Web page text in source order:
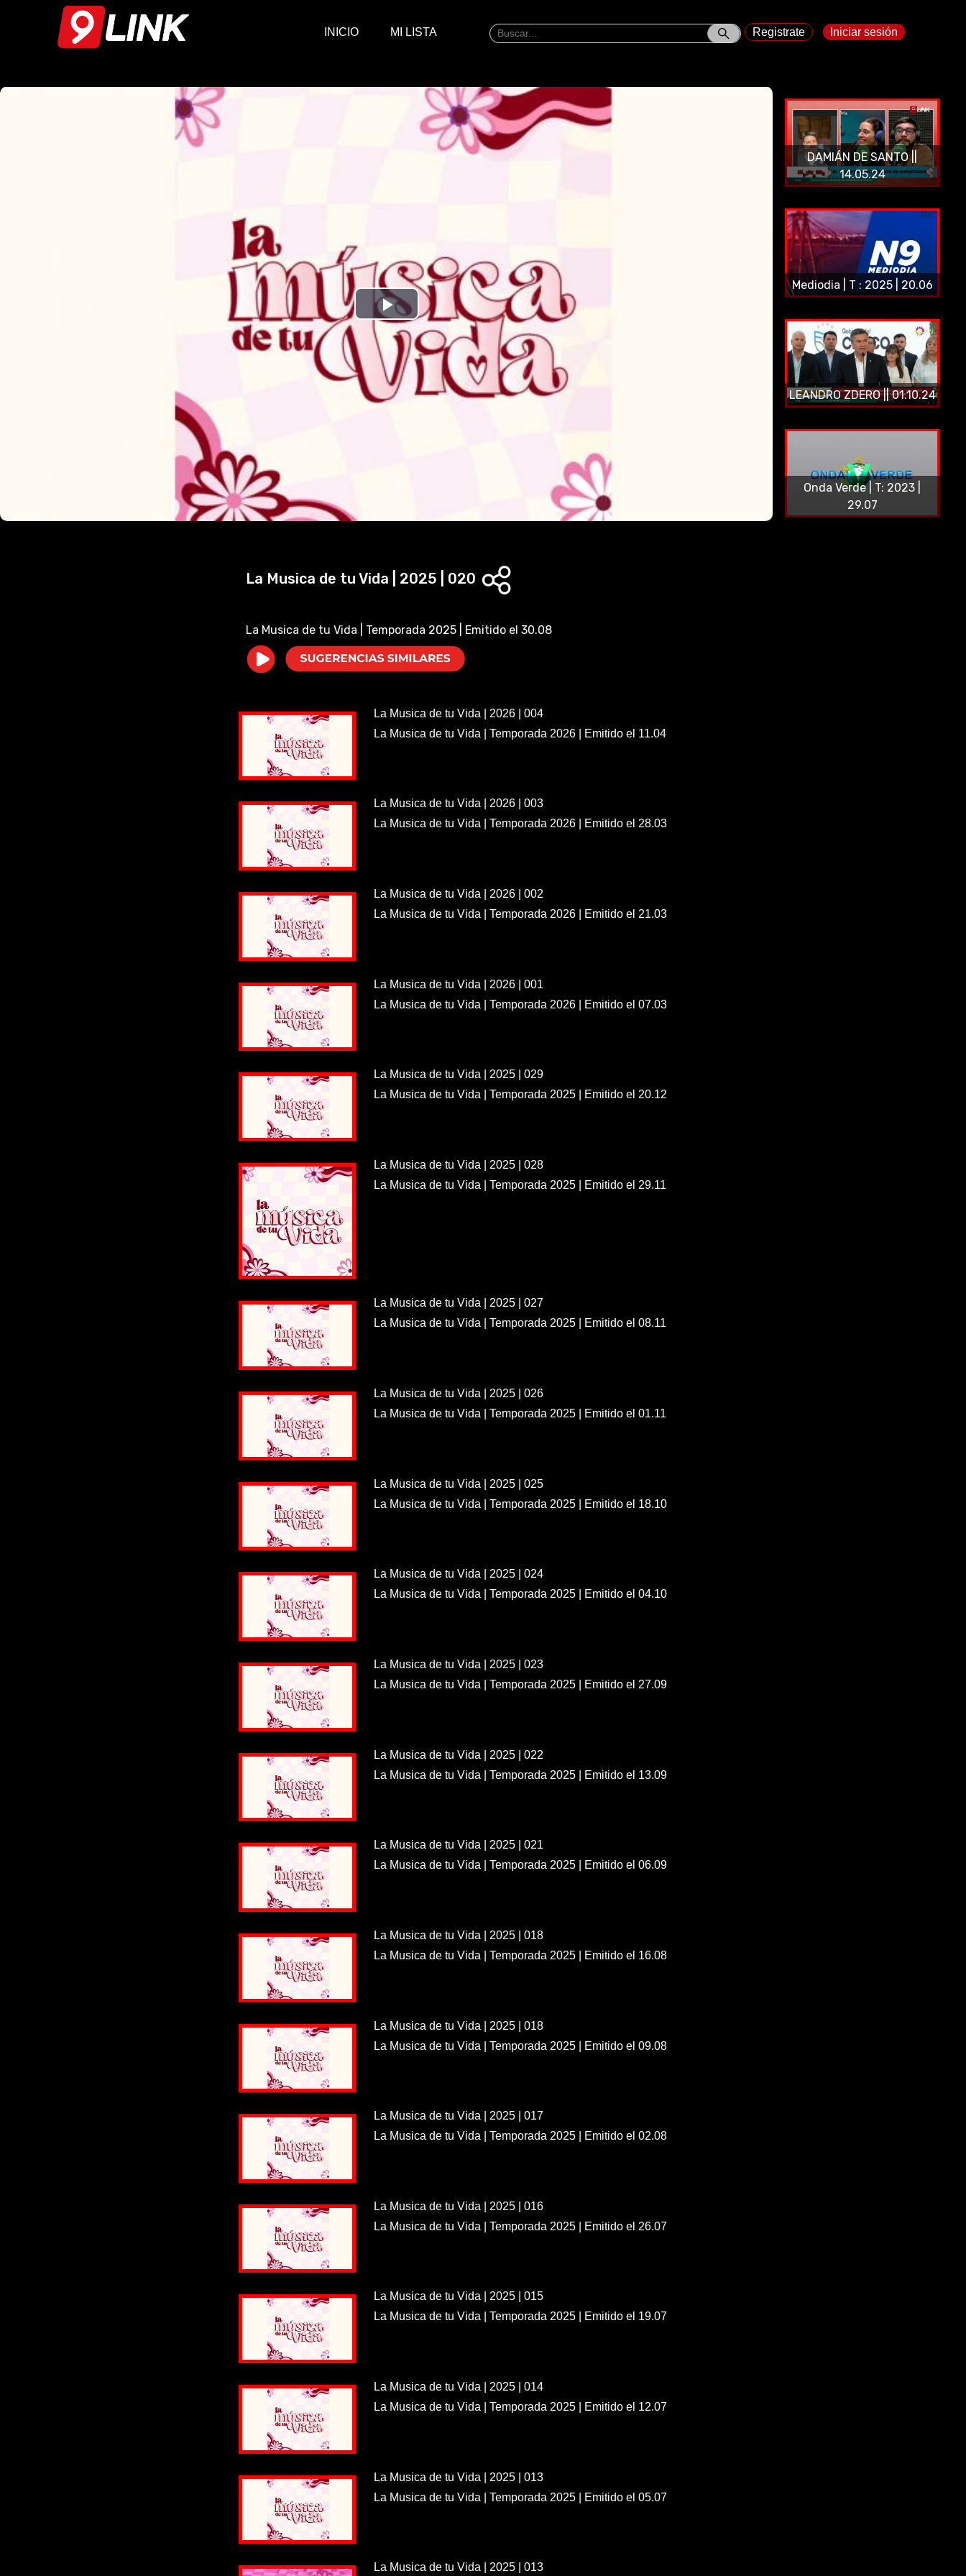
INICIO MI LISTA Registrate Iniciar sesión
P
a
o
DAMIÁN DE SANTO ||
14.05.24
Mediodia | T : 2025 | 20.06
LEANDRO ZDERO || 01.10.24
Onda Verde | T: 2023 |
29.07
La Musica de tu Vida | 2025 | 020
La Musica de tu Vida | Temporada 2025 | Emitido el 30.08
La Musica de tu Vida | 2026 | 004
La Musica de tu Vida | Temporada 2026 | Emitido el 11.04
La Musica de tu Vida | 2026 | 003
La Musica de tu Vida | Temporada 2026 | Emitido el 28.03
La Musica de tu Vida | 2026 | 002
La Musica de tu Vida | Temporada 2026 | Emitido el 21.03
La Musica de tu Vida | 2026 | 001
La Musica de tu Vida | Temporada 2026 | Emitido el 07.03
La Musica de tu Vida | 2025 | 029
La Musica de tu Vida | Temporada 2025 | Emitido el 20.12
La Musica de tu Vida | 2025 | 028
La Musica de tu Vida | Temporada 2025 | Emitido el 29.11
La Musica de tu Vida | 2025 | 027
La Musica de tu Vida | Temporada 2025 | Emitido el 08.11
La Musica de tu Vida | 2025 | 026
La Musica de tu Vida | Temporada 2025 | Emitido el 01.11
La Musica de tu Vida | 2025 | 025
La Musica de tu Vida | Temporada 2025 | Emitido el 18.10
La Musica de tu Vida | 2025 | 024
La Musica de tu Vida | Temporada 2025 | Emitido el 04.10
La Musica de tu Vida | 2025 | 023
La Musica de tu Vida | Temporada 2025 | Emitido el 27.09
La Musica de tu Vida | 2025 | 022
La Musica de tu Vida | Temporada 2025 | Emitido el 13.09
La Musica de tu Vida | 2025 | 021
La Musica de tu Vida | Temporada 2025 | Emitido el 06.09
La Musica de tu Vida | 2025 | 018
La Musica de tu Vida | Temporada 2025 | Emitido el 16.08
La Musica de tu Vida | 2025 | 018
La Musica de tu Vida | Temporada 2025 | Emitido el 09.08
La Musica de tu Vida | 2025 | 017
La Musica de tu Vida | Temporada 2025 | Emitido el 02.08
La Musica de tu Vida | 2025 | 016
La Musica de tu Vida | Temporada 2025 | Emitido el 26.07
La Musica de tu Vida | 2025 | 015
La Musica de tu Vida | Temporada 2025 | Emitido el 19.07
La Musica de tu Vida | 2025 | 014
La Musica de tu Vida | Temporada 2025 | Emitido el 12.07
La Musica de tu Vida | 2025 | 013
La Musica de tu Vida | Temporada 2025 | Emitido el 05.07
La Musica de tu Vida | 2025 | 013